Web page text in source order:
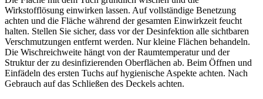
Wirkstofflösung einwirken lassen. Auf vollständige Benetzung
achten und die Fläche während der gesamten Einwirkzeit feucht
halten. Stellen Sie sicher, dass vor der Desinfektion alle sichtbaren
Verschmutzungen entfernt werden. Nur kleine Flächen behandeln.
Die Wischreichweite hängt von der Raumtemperatur und der
Struktur der zu desinfizierenden Oberflächen ab. Beim Öffnen und
Einfädeln des ersten Tuchs auf hygienische Aspekte achten. Nach
Gebrauch auf das Schließen des Deckels achten.